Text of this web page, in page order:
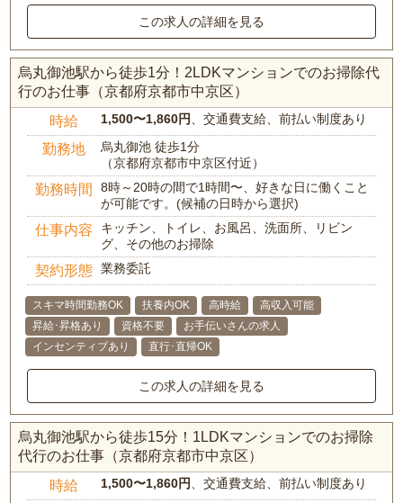
この求人の詳細を見る
烏丸御池駅から徒歩1分！2LDKマンションでのお掃除代
行のお仕事（京都府京都市中京区）
時給 1,500〜1,860円、交通費支給、前払い制度あり
勤務地
烏丸御池 徒歩1分
（京都府京都市中京区付近）
勤務時間
8時～20時の間で1時間〜、好きな日に働くこと
が可能です。(候補の日時から選択)
仕事内容
キッチン、トイレ、お風呂、洗面所、リビン
グ、その他のお掃除
契約形態 業務委託
スキマ時間勤務OK 扶養内OK 高時給
高収入可能
昇給･昇格あり
資格不要
お手伝いさんの求人
インセンティブあり
直行･直帰OK
この求人の詳細を見る
烏丸御池駅から徒歩15分！1LDKマンションでのお掃除
代行のお仕事（京都府京都市中京区）
時給 1,500〜1,860円、交通費支給、前払い制度あり